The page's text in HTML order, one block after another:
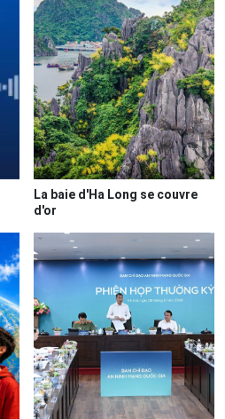
La baie d'Ha Long se couvre
d'or